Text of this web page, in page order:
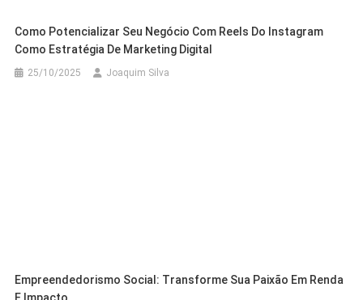
Como Potencializar Seu Negócio Com Reels Do Instagram
Como Estratégia De Marketing Digital
25/10/2025 Joaquim Silva
Empreendedorismo Social: Transforme Sua Paixão Em Renda